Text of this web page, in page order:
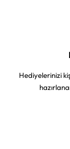
Hediyelerinizi